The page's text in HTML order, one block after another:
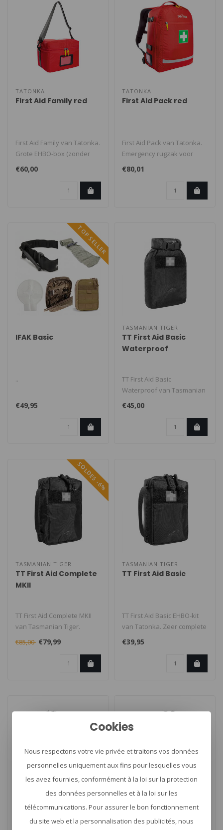
TATONKA
First Aid Family red
First Aid Family van Tatonka.
Grote EHBO-box (zonder
inhoud). Deze praktische ta..
€60,00
TATONKA
First Aid Pack red
First Aid Pack van Tatonka.
Emergency rugzak voor
gebruik buitenshuis (zonder
€80,01
TOP SELLER
IFAK Basic
..
€49,95
TASMANIAN TIGER
TT First Aid Basic
Waterproof
TT First Aid Basic
Waterproof van Tasmanian
Tiger. Waterdichte EHBO-
doos voor da..
€45,00
SOLDES -6%
TASMANIAN TIGER
TT First Aid Complete
MKII
TT First Aid Complete MKII
van Tasmanian Tiger.
Perfecte EHBO-uitrusting
voor al..
€85,00 €79,99
TASMANIAN TIGER
TT First Aid Basic
TT First Aid Basic EHBO-kit
van Tatonka. Zeer complete
set. Geschikt voor één ..
€39,95
TT First Aid Basic Molle
TT First Aid Complete
Molle
Cookies
Nous respectons votre vie privée et traitons vos données
personnelles uniquement aux fins pour lesquelles vous
les avez fournies, conformément à la loi sur la protection
des données personnelles et à la loi sur les
télécommunications. Pour assurer le bon fonctionnement
du site web et la personnalisation des publicités, nous